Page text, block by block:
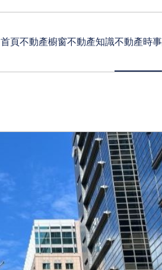
首頁不動產櫥窗不動產知識不動產時事